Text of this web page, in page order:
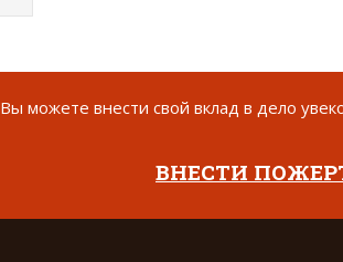
Вы можете внести свой вклад в дело
ВНЕСТИ